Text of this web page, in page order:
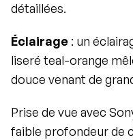
détaillées.
Éclairage : un
liseré teal-orange
douce venant de
Prise de vue avec
faible profondeur de